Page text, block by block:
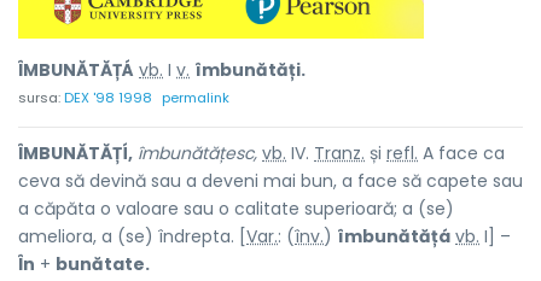
ÎMBUNĂTĂȚÁ vb. I v. îmbunătăți.
sursa:DEX '98 1998 permalink
ÎMBUNĂTĂȚÍ, îmbunătățesc, vb. IV. Tranz. și refl. A face ca
ceva să devină sau a deveni mai bun, a face să capete sau
a căpăta o valoare sau o calitate superioară; a (se)
ameliora, a (se) îndrepta. [ Var.: (înv.) îmbunătățá vb. I] –
În + bunătate.